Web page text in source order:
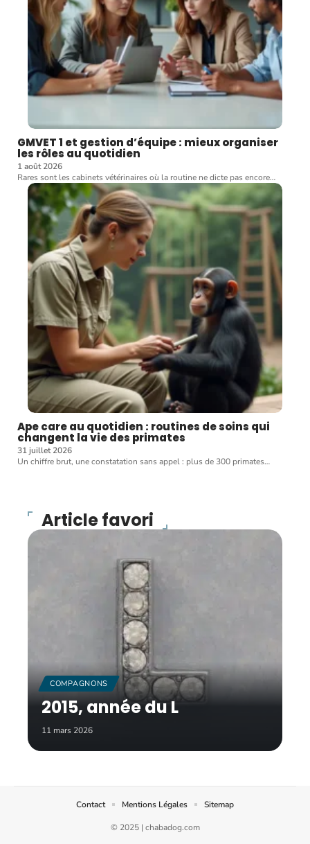
GMVET 1 et gestion d’équipe : mieux organiser
les rôles au quotidien
1 août 2026
Rares sont les cabinets vétérinaires où la routine ne dicte pas encore…
Ape care au quotidien : routines de soins qui
changent la vie des primates
31 juillet 2026
Un chiffre brut, une constatation sans appel : plus de 300 primates…
Article favori
COMPAGNONS
2015, année du L
11 mars 2026
© 2025 | chabadog.com
Contact Mentions Légales Sitemap